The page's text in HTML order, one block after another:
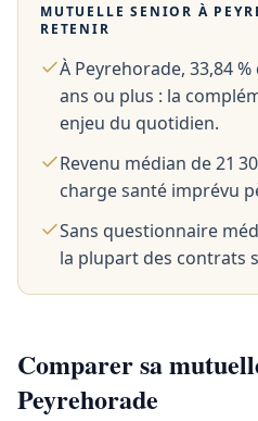
MUTUELLE SENIOR À
RETENIR
À Peyrehorade, 33,84
ans ou plus : la
enjeu du quotidien.
Revenu médian de 21
charge santé imprévu
Sans questionnaire
la plupart des contrats
Comparer sa
Peyrehorade